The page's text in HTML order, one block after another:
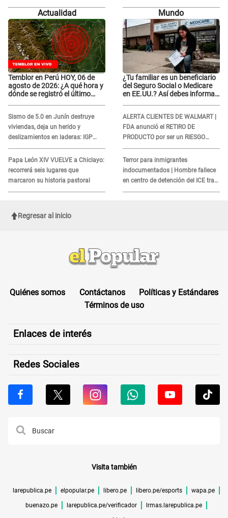
en la orquesta: "Los humilla..."
en la orquesta: "Los humilla..."
Actualidad
Temblor en Perú HOY, 06 de
agosto de 2026: ¿A qué hora y
dónde se registró el último
Sismo de 5.0 en Junín destruye
viviendas, deja un herido y
deslizamientos en laderas: IGP
alerta sobre posibles réplicas
Papa León XIV VUELVE a Chiclayo:
recorrerá seis lugares que
marcaron su historia pastoral
Mundo
¿Tu familiar es un beneficiario
del Seguro Social o Medicare
en EE.UU.? Así debes informar
ALERTA CLIENTES DE WALMART |
FDA anunció el RETIRO DE
PRODUCTO por ser un RIESGO
MORTAL para consumidores: ¿Cuál
es?
Terror para inmigrantes
indocumentados | Hombre fallece
en centro de detención del ICE tras
sufrir una "emergencia médica"
Regresar al inicio
Quiénes somos Contáctanos
Políticas y Estándares
Términos de uso
Enlaces de interés
Redes Sociales
Visita también
larepublica.pe elpopular.pe libero.pe libero.pe/esports wapa.pe
buenazo.pe larepublica.pe/verificador lrmas.larepublica.pe